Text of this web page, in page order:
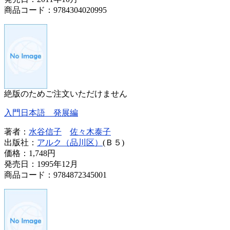
商品コード：9784304020995
絶版のためご注文いただけません
入門日本語 発展編
著者： 水谷信子
佐々木泰子
出版社： アルク（品川区） (Ｂ５)
価格： 1,748円
発売日：1995年12月
商品コード：9784872345001